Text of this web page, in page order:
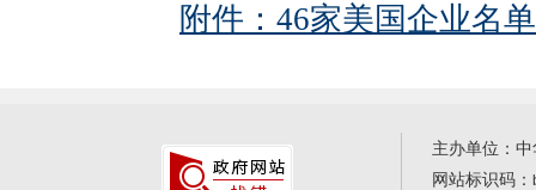
附件：46家美国企业名
主办单位：
网站标识码：